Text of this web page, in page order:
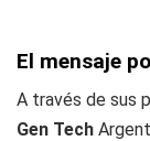
El mensaje
A través de sus
Gen Tech